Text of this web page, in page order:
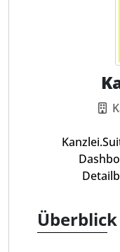
Überblick